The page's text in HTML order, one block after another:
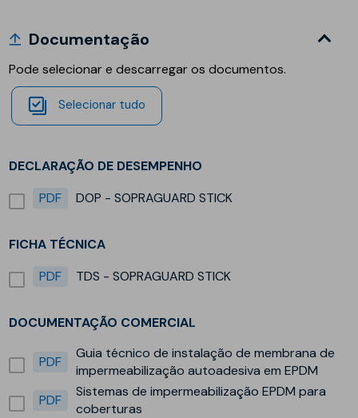
Documentação
Pode selecionar e descarregar os documentos.
Selecionar tudo
DECLARAÇÃO DE DESEMPENHO
PDF
DOP - SOPRAGUARD STICK
FICHA TÉCNICA
PDF
TDS - SOPRAGUARD STICK
DOCUMENTAÇÃO COMERCIAL
PDF
Guia técnico de instalação de membrana de
impermeabilização autoadesiva em EPDM
PDF
Sistemas de impermeabilização EPDM para
coberturas